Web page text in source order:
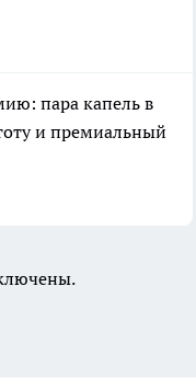
пара капель в
и премиальный